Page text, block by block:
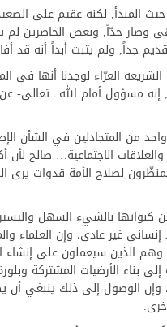
المبدأ, لكنه عقيم على
جدّاً, وبعض الحاضرين لم
جداً, ولم يثبت أبداً أنه قد
الغرّاء لوجدنا أنها في
مسؤول أمام الله ـ تعالى-
من المتجادلين في الشأن
الاجتماعية… صالح
لصلاح الأمة قدوات يرى
بالشيء السهل واليسير،
غير عادي، وإن العلماء
وهم الذين سيعملون على
بناء الأرضيات المشتركة
الوصول إلى ذلك ينبغي أن